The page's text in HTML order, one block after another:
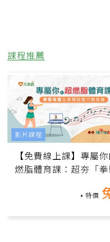
課程推薦
【免費線上課】專屬
燃脂體育課：超夯「拳
特價
影片課程